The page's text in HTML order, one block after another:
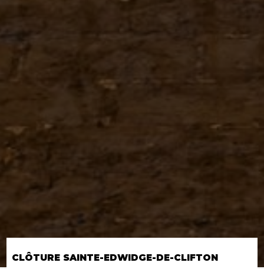
CLÔTURE SAINTE-EDWIDGE-DE-CLIFTON